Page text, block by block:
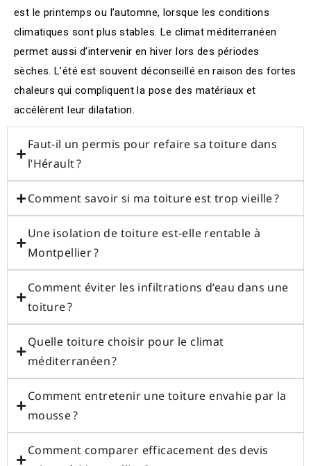
est le printemps ou l’automne, lorsque les conditions
climatiques sont plus stables. Le climat méditerranéen
permet aussi d’intervenir en hiver lors des périodes
sèches. L’été est souvent déconseillé en raison des fortes
chaleurs qui compliquent la pose des matériaux et
accélèrent leur dilatation.
Faut-il un permis pour refaire sa toiture dans
l’Hérault ?
Comment savoir si ma toiture est trop vieille ?
Une isolation de toiture est-elle rentable à
Montpellier ?
Comment éviter les infiltrations d’eau dans une
toiture ?
Quelle toiture choisir pour le climat
méditerranéen ?
Comment entretenir une toiture envahie par la
mousse ?
Comment comparer efficacement des devis